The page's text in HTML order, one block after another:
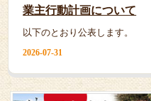
業主行動計画について
以下のとおり公表します。
2026-07-31